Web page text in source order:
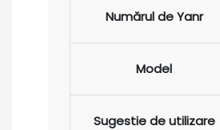
Numărul de Yanr
Model
Sugestie de utilizare